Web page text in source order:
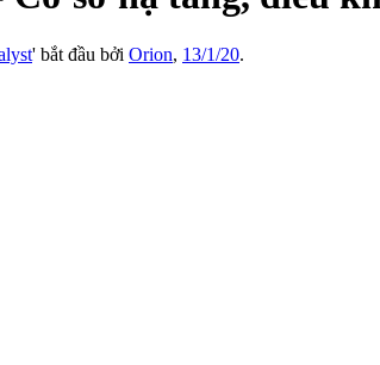
' bắt đầu bởi Orion, 13/1/20.